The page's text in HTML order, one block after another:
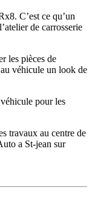
C’est ce qu’un
de carrosserie
les pièces de
véhicule un look de
pour les
travaux au centre de
a St-jean sur